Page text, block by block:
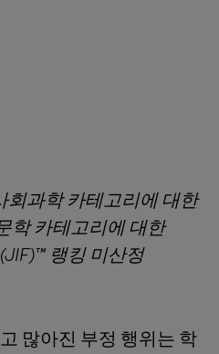
회과학 카테고리에 대한
학 카테고리에 대한
랭킹 미산정
많아진 부정 행위는 학